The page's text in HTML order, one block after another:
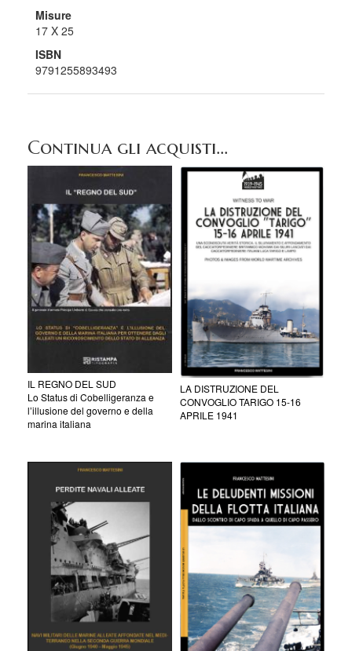
Misure
17 X 25
ISBN
9791255893493
Continua gli acquisti...
IL REGNO DEL SUD
Lo Status di Cobelligeranza e
l’illusione del governo e della
marina italiana
LA DISTRUZIONE DEL
CONVOGLIO TARIGO 15-16
APRILE 1941